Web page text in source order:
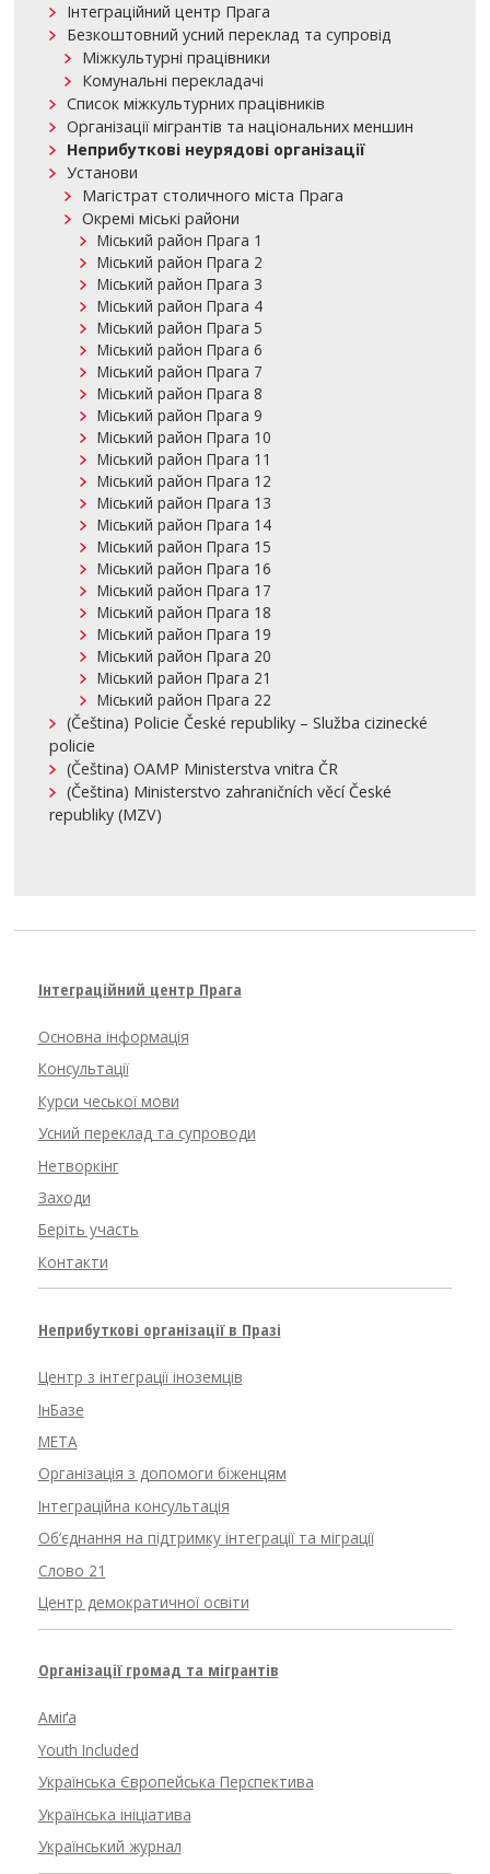
Інтеграційний центр Прага
Безкоштовний усний переклад та супровід
Міжкультурні працівники
Комунальні перекладачі
Список міжкультурних працівників
Організації мігрантів та національних меншин
Нeприбуткові нeурядoві oрганізації
Установи
Магістрат столичного міста Прага
Окремі міські райони
Міський район Прага 1
Міський район Прага 2
Міський район Прага 3
Міський район Прага 4
Міський район Прага 5
Міський район Прага 6
Міський район Прага 7
Міський район Прага 8
Міський район Прага 9
Міський район Прага 10
Міський район Прага 11
Міський район Прага 12
Міський район Прага 13
Міський район Прага 14
Міський район Прага 15
Міський район Прага 16
Міський район Прага 17
Міський район Прага 18
Міський район Прага 19
Міський район Прага 20
Міський район Прага 21
Міський район Прага 22
(Čeština) Policie České republiky – Služba cizinecké
policie
(Čeština) OAMP Ministerstva vnitra ČR
(Čeština) Ministerstvo zahraničních věcí České
republiky (MZV)
Інтеграційний центр Прага
Основна інформація
Консультації
Курси чеської мови
Усний переклад та супроводи
Нетворкінг
Заходи
Беріть участь
Контакти
Неприбуткові організації в Празі
Центр з інтеграції іноземців
ІнБазе
META
Організація з допомоги біженцям
Інтеграційна консультація
Об’єднання на підтримку інтеграції та міграції
Слово 21
Центр демократичної освіти
Організації громад та мігрантів
Аміґа
Youth Included
Українська Європейська Перспектива
Українська ініціатива
Український журнал